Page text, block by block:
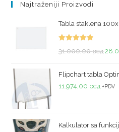
Najtraženiji Proizvodi
Tabla staklena
31.000,00рсд
Flipchart tabla
11.974,00 рсд +PDV
Kalkulator sa